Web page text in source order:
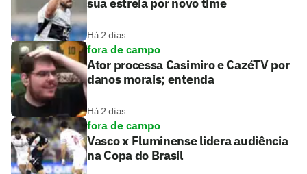
Há 2 dias
fora de campo
Ator processa Casimiro e CazéTV por
danos morais; entenda
Há 2 dias
fora de campo
Vasco x Fluminense lidera audiência
na Copa do Brasil